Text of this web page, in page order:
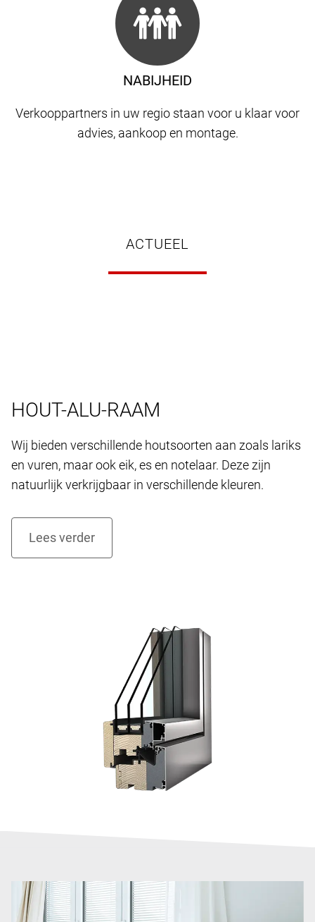
NABIJHEID
Verkooppartners in uw regio staan ​​voor u klaar voor
advies, aankoop en montage.
ACTUEEL
HOUT-ALU-RAAM
Wij bieden verschillende houtsoorten aan zoals lariks
en vuren, maar ook eik, es en notelaar. Deze zijn
natuurlijk verkrijgbaar in verschillende kleuren.